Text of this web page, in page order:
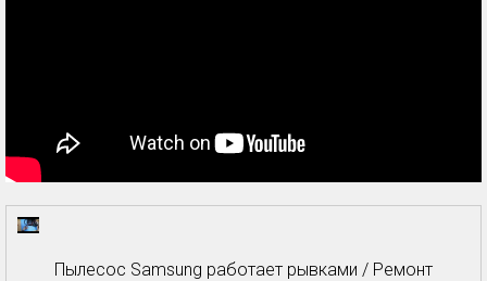
Пылесос Samsung работает рывками / Ремонт